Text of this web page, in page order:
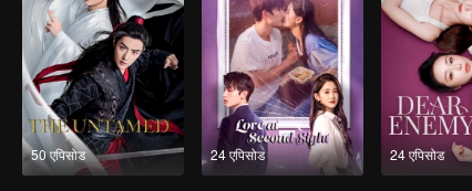
50 एपिसोड 24 एपिसोड 24 एपिसोड